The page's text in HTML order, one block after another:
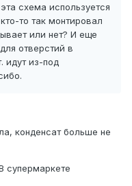
схема используется
то так монтировал
или нет? И еще
отверстий в
идут из-под
конденсат больше не
супермаркете